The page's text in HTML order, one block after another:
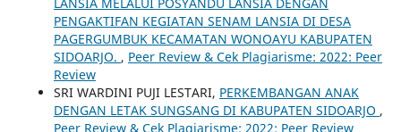
PENGAKTIFAN KEGIATAN SENAM LANSIA DI DESA
PAGERGUMBUK KECAMATAN WONOAYU KABUPATEN
SIDOARJO. , Peer Review & Cek Plagiarisme: 2022: Peer
Review
SRI WARDINI PUJI LESTARI, PERKEMBANGAN ANAK
DENGAN LETAK SUNGSANG DI KABUPATEN SIDOARJO ,
Peer Review & Cek Plagiarisme: 2022: Peer Review